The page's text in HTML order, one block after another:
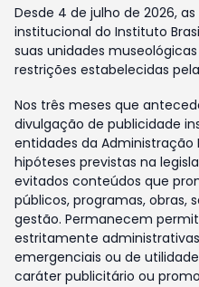
Desde 4 de julho de 2026,
institucional do Instituto
suas unidades
restrições estabelecidas
Nos três meses que
divulgação de publicidade
entidades da Administração
hipóteses previstas na
evitados conteúdos que
públicos, programas, obras,
gestão. Permanecem
estritamente
emergenciais ou de
caráter publicitário ou